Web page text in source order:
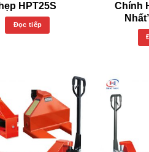
HPT25S
Đọc tiếp
Chính